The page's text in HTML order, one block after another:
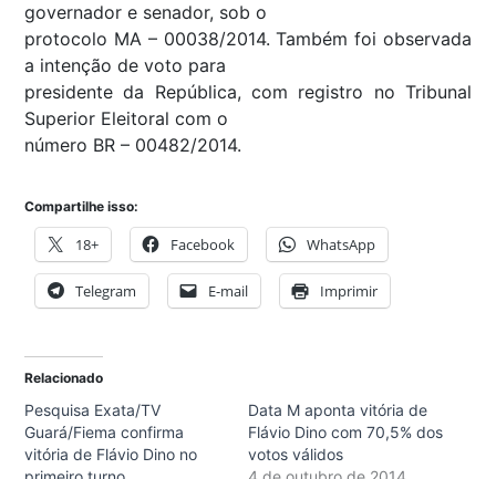
governador e senador, sob o
protocolo MA – 00038/2014. Também foi observada
a intenção de voto para
presidente da República, com registro no Tribunal
Superior Eleitoral com o
número BR – 00482/2014.
Compartilhe isso:
18+ Facebook WhatsApp
Telegram E-mail Imprimir
Relacionado
Pesquisa Exata/TV
Guará/Fiema confirma
vitória de Flávio Dino no
Data M aponta vitória de
Flávio Dino com 70,5% dos
votos válidos